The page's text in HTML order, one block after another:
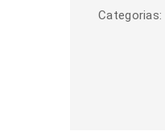
Categorias: